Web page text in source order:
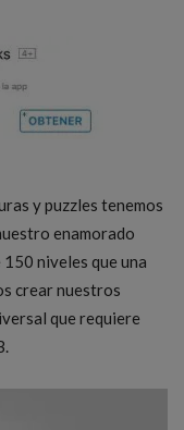
y puzzles tenemos
enamorado
niveles que una
crear nuestros
que requiere